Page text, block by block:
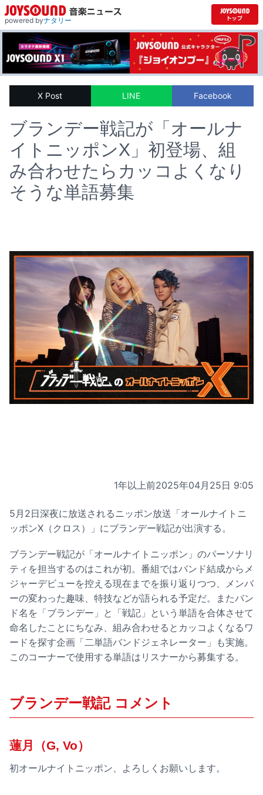
powered byナタリー
X Post LINE Facebook
ブランデー戦記が「オールナ
イトニッポンX」初登場、組
み合わせたらカッコよくなり
そうな単語募集
1年以上前2025年04月25日 9:05
5月2日深夜に放送されるニッポン放送「オールナイトニ
ッポンX（クロス）」にブランデー戦記が出演する。
ブランデー戦記が「オールナイトニッポン」のパーソナリ
ティを担当するのはこれが初。番組ではバンド結成からメ
ジャーデビューを控える現在までを振り返りつつ、メンバ
ーの変わった趣味、特技などが語られる予定だ。またバン
ド名を「ブランデー」と「戦記」という単語を合体させて
命名したことにちなみ、組み合わせるとカッコよくなるワ
ードを探す企画「二単語バンドジェネレーター」も実施。
このコーナーで使用する単語はリスナーから募集する。
ブランデー戦記 コメント
蓮月（G, Vo）
初オールナイトニッポン、よろしくお願いします。